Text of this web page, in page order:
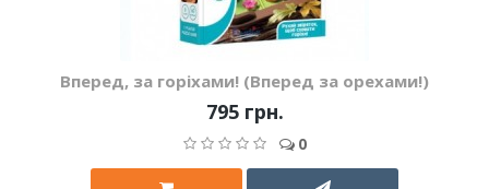
Вперед, за горіхами! (Вперед за орехами!)
795 грн.
0